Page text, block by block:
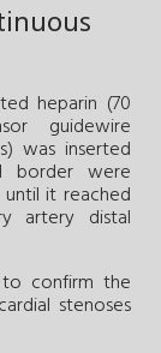
heparin (70
guidewire
was inserted
border were
it reached
artery distal
confirm the
stenoses